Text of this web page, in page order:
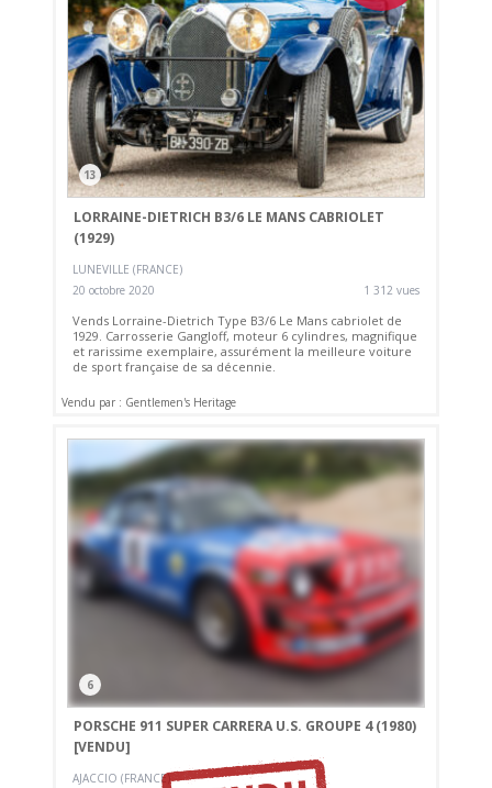
13
LORRAINE-DIETRICH B3/6 LE MANS CABRIOLET
(1929)
LUNEVILLE (FRANCE)
20 octobre 2020
1 312 vues
Vends Lorraine-Dietrich Type B3/6 Le Mans cabriolet de
1929. Carrosserie Gangloff, moteur 6 cylindres, magnifique
et rarissime exemplaire, assurément la meilleure voiture
de sport française de sa décennie.
Vendu par : Gentlemen's Heritage
6
PORSCHE 911 SUPER CARRERA U.S. GROUPE 4 (1980)
[VENDU]
AJACCIO (FRANCE)